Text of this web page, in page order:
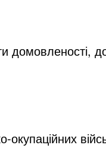
домовленості,